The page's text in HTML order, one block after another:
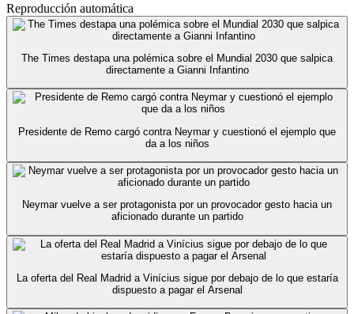
Reproducción automática
The Times destapa una polémica sobre el Mundial 2030 que salpica
directamente a Gianni Infantino
Presidente de Remo cargó contra Neymar y cuestionó el ejemplo que
da a los niños
Neymar vuelve a ser protagonista por un provocador gesto hacia un
aficionado durante un partido
La oferta del Real Madrid a Vinícius sigue por debajo de lo que estaría
dispuesto a pagar el Arsenal